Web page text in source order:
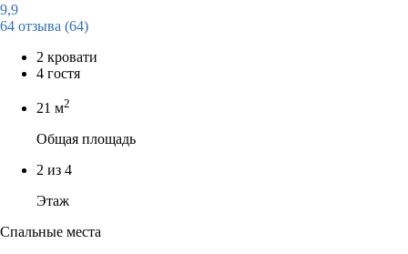
9,9
64 отзыва (64)
2 кровати
4 гостя
21 м2
Общая площадь
2 из 4
Этаж
Спальные места